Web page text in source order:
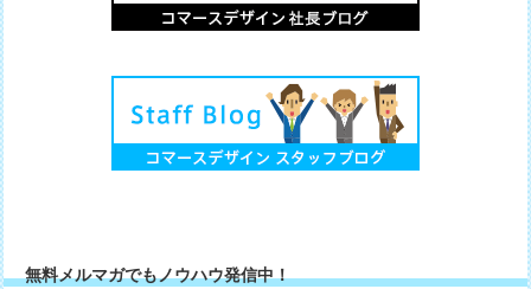
無料メルマガでもノウハウ発信中！